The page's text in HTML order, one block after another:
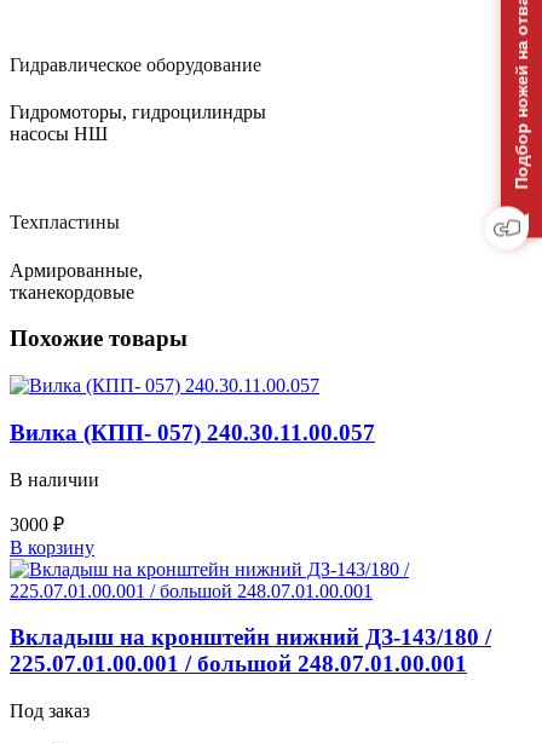
Гидравлическое оборудование
Гидромоторы, гидроцилиндры
насосы НШ
Техпластины
Армированные,
тканекордовые
Похожие товары
Вилка (КПП- 057) 240.30.11.00.057
В наличии
3000 ₽
Количество
товара
Вилка
057)
240.30.11.00.057
В корзину
Вкладыш на кронштейн нижний ДЗ-143/180 /
225.07.01.00.001 / большой 248.07.01.00.001
Под заказ
Подбор ножей на отвал